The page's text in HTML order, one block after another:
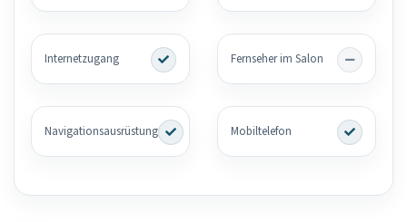
Internetzugang Fernseher im Salon
Navigationsausrüstung Mobiltelefon